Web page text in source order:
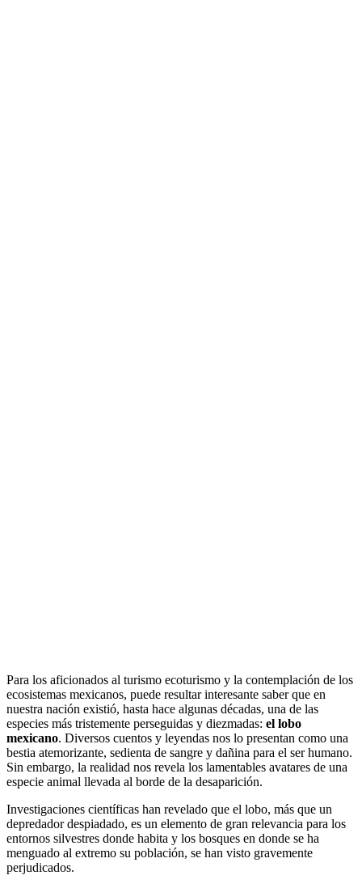
Para los aficionados al turismo ecoturismo y la contemplación de los
ecosistemas mexicanos, puede resultar interesante saber que en
nuestra nación existió, hasta hace algunas décadas, una de las
especies más tristemente perseguidas y diezmadas: el lobo
mexicano. Diversos cuentos y leyendas nos lo presentan como una
bestia atemorizante, sedienta de sangre y dañina para el ser humano.
Sin embargo, la realidad nos revela los lamentables avatares de una
especie animal llevada al borde de la desaparición.
Investigaciones científicas han revelado que el lobo, más que un
depredador despiadado, es un elemento de gran relevancia para los
entornos silvestres donde habita y los bosques en donde se ha
menguado al extremo su población, se han visto gravemente
perjudicados.